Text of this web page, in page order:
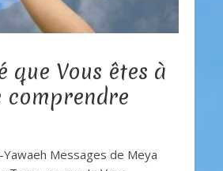
que Vous êtes à
comprendre
Yawaeh Messages de Meya